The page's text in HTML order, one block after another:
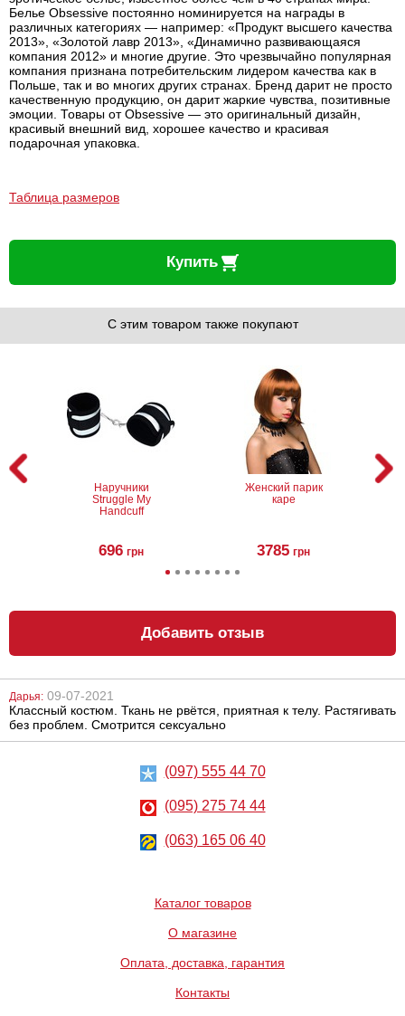
Белье Obsessive постоянно номинируется на награды в
различных категориях — например: «Продукт высшего качества
2013», «Золотой лавр 2013», «Динамично развивающаяся
компания 2012» и многие другие. Это чрезвычайно популярная
компания признана потребительским лидером качества как в
Польше, так и во многих других странах. Бренд дарит не просто
качественную продукцию, он дарит жаркие чувства, позитивные
эмоции. Товары от Obsessive — это оригинальный дизайн,
красивый внешний вид, хорошее качество и красивая
подарочная упаковка.
Таблица размеров
Купить
С этим товаром также покупают
Наручники
Struggle My
Handcuff
696 грн
Женский парик
каре
3785 грн
Металлическая
анальная
пробка Slash, S
грн
Анальный
432
проникновения
Silicone Fantasy
Fantasy Series
Butterfly Nipple
Добавить отзыв
Дарья: 09-07-2021
Классный костюм. Ткань не рвётся, приятная к телу. Растягивать
без проблем. Смотрится сексуально
(097) 555 44 70
(095) 275 74 44
(063) 165 06 40
Каталог товаров
О магазине
Оплата, доставка, гарантия
Контакты